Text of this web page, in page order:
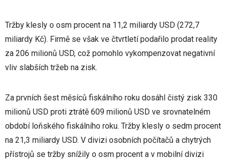
Tržby klesly o osm procent na 11,2 miliardy USD (272,7
miliardy Kč). Firmě se však ve čtvrtletí podařilo prodat reality
za 206 milionů USD, což pomohlo vykompenzovat negativní
vliv slabších tržeb na zisk.
Za prvních šest měsíců fiskálního roku dosáhl čistý zisk 330
milionů USD proti ztrátě 609 milionů USD ve srovnatelném
období loňského fiskálního roku. Tržby klesly o sedm procent
na 21,3 miliardy USD. V divizi osobních počítačů a chytrých
přístrojů se tržby snížily o osm procent a v mobilní divizi